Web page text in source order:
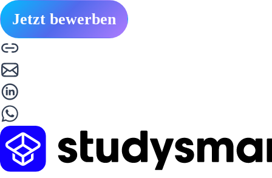
Jetzt bewerben